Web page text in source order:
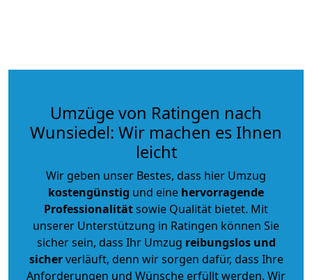
Umzüge von Ratingen nach
Wunsiedel: Wir machen es Ihnen
leicht
Wir geben unser Bestes, dass hier Umzug
kostengünstig und eine hervorragende
Professionalitätsowie Qualität bietet. Mit
unserer Unterstützung in Ratingen können Sie
sicher sein, dass Ihr Umzug reibungslos und
sicherverläuft, denn wir sorgen dafür, dass Ihre
Anforderungen und Wünsche erfüllt werden. Wir